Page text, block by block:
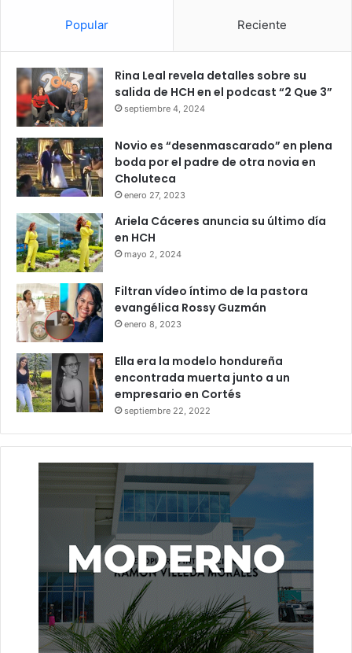
Popular Reciente
Rina Leal revela detalles sobre su
salida de HCH en el podcast “2 Que 3”
septiembre 4, 2024
Novio es “desenmascarado” en plena
boda por el padre de otra novia en
Choluteca
enero 27, 2023
Ariela Cáceres anuncia su último día
en HCH
mayo 2, 2024
Filtran vídeo íntimo de la pastora
evangélica Rossy Guzmán
enero 8, 2023
Ella era la modelo hondureña
encontrada muerta junto a un
empresario en Cortés
septiembre 22, 2022